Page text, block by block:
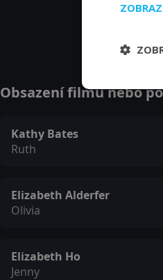
Obsazení filmu nebo
Kathy Bates
Ruth
Elizabeth Alderfer
Olivia
Elizabeth Ho
Jenny